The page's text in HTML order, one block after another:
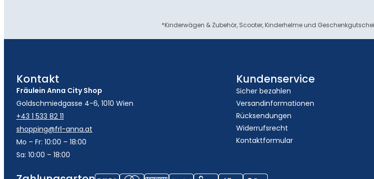
*Kinderwägen & Zubehör, Scooter, Kinderhelme und
Kontakt
Fräulein Anna City Shop
Goldschmiedgasse 4-6, 1010 Wien
+43 1 533 82 11
shopping@frl-anna.at
Mo – Fr: 10:00 – 18:00
Sa: 10:00 – 18:00
Kundenservice
Sicher bezahlen
Versandinformationen
Rücksendungen
Widerrufsrecht
Kontaktformular